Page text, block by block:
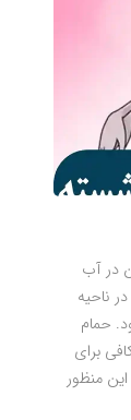
در آب
ناحیه
حمام
برای
منظور